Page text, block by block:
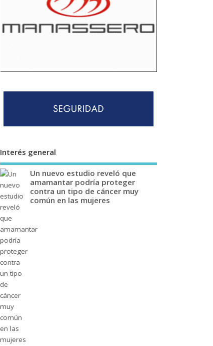
Interés general
Un nuevo estudio reveló que
amamantar podría proteger
contra un tipo de cáncer muy
común en las mujeres